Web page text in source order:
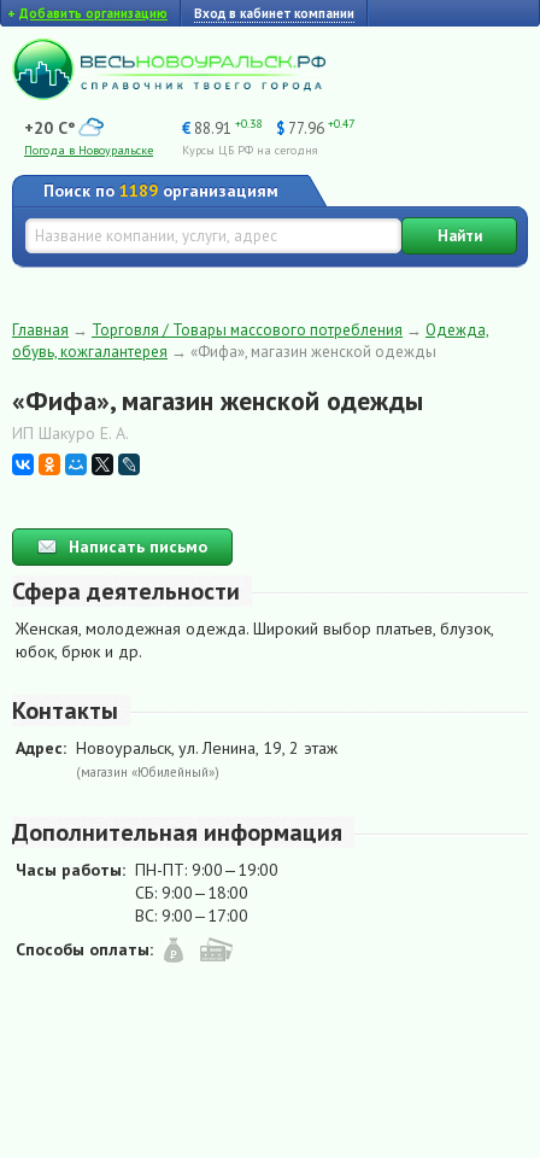
+ Добавить организацию Вход в кабинет компании
+20 C°
Погода в Новоуральске
€ 88.91 +0.38 $ 77.96 +0.47
Курсы ЦБ РФ на сегодня
Поиск по 1189 организациям
Найти
Главная → Торговля / Товары массового потребления → Одежда,
обувь, кожгалантерея → «Фифа», магазин женской одежды
«Фифа», магазин женской одежды
ИП Шакуро Е. А.
Написать письмо
Сфера деятельности
Женская, молодежная одежда. Широкий выбор платьев, блузок,
юбок, брюк и др.
Контакты
Адрес: Новоуральск, ул. Ленина, 19, 2 этаж
(магазин «Юбилейный»)
Дополнительная информация
Часы работы: ПН-ПТ: 9:00—19:00
СБ: 9:00—18:00
ВС: 9:00—17:00
Способы оплаты: